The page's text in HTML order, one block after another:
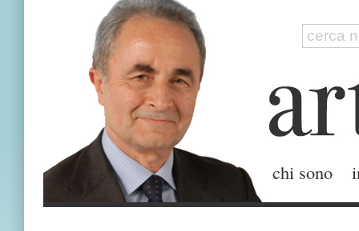
chi sono